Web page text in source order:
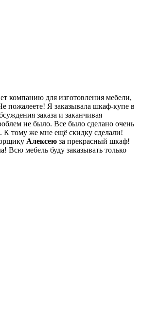
компанию для изготовления мебели,
пожалеете! Я заказывала шкаф-купе в
заказа и заканчивая
не было. Все было сделано очень
К тому же мне ещё скидку сделали!
Алексею за прекрасный шкаф!
Всю мебель буду заказывать только